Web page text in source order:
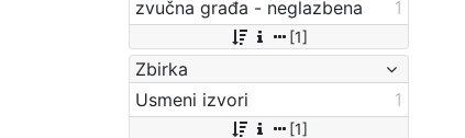
zvučna građa - neglazbena
1
[1]
Zbirka
Usmeni izvori
1
[1]